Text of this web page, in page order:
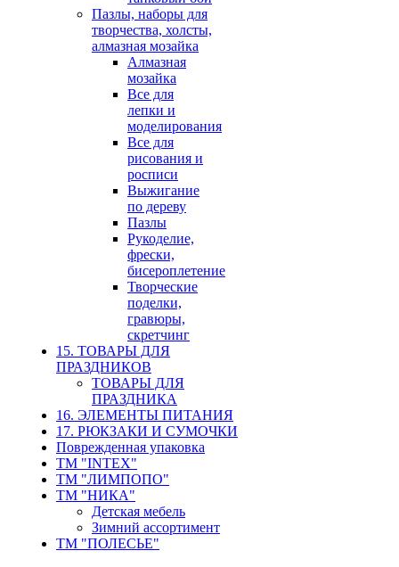
Пазлы, наборы для
творчества, холсты,
алмазная мозайка
Алмазная
мозайка
Все для
лепки и
моделирования
Все для
рисования и
росписи
Выжигание
по дереву
Пазлы
Рукоделие,
фрески,
бисероплетение
Творческие
поделки,
гравюры,
скретчинг
15. ТОВАРЫ ДЛЯ
ПРАЗДНИКОВ
ТОВАРЫ ДЛЯ
ПРАЗДНИКА
16. ЭЛЕМЕНТЫ ПИТАНИЯ
17. РЮКЗАКИ И СУМОЧКИ
Поврежденная упаковка
ТМ "INTEX"
ТМ "ЛИМПОПО"
ТМ "НИКА"
Детская мебель
Зимний ассортимент
ТМ "ПОЛЕСЬЕ"